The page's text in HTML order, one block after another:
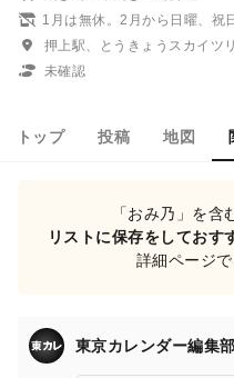
1月は無休。2月から日曜、祝
押上駅、とうきょうスカイツ
未確認
トップ 投稿 地図
「おみ乃」を含
リストに保存をしておす
詳細ページで
東京カレンダー編集部